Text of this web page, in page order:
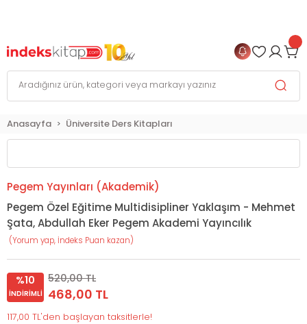
Anasayfa Üniversite Ders Kitapları
Pegem Yayınları (Akademik)
Pegem Özel Eğitime Multidisipliner Yaklaşım - Mehmet
Şata, Abdullah Eker Pegem Akademi Yayıncılık
(Yorum yap, İndeks Puan kazan)
%10
İNDIRIMLI
520,00 TL
468,00 TL
117,00 TL'den başlayan taksitlerle!